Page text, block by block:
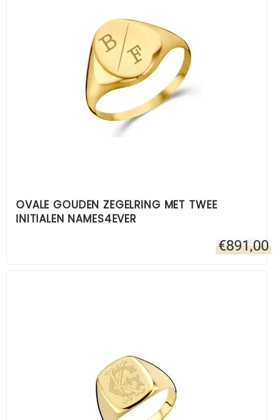
OVALE GOUDEN ZEGELRING MET TWEE
INITIALEN NAMES4EVER
€891,00